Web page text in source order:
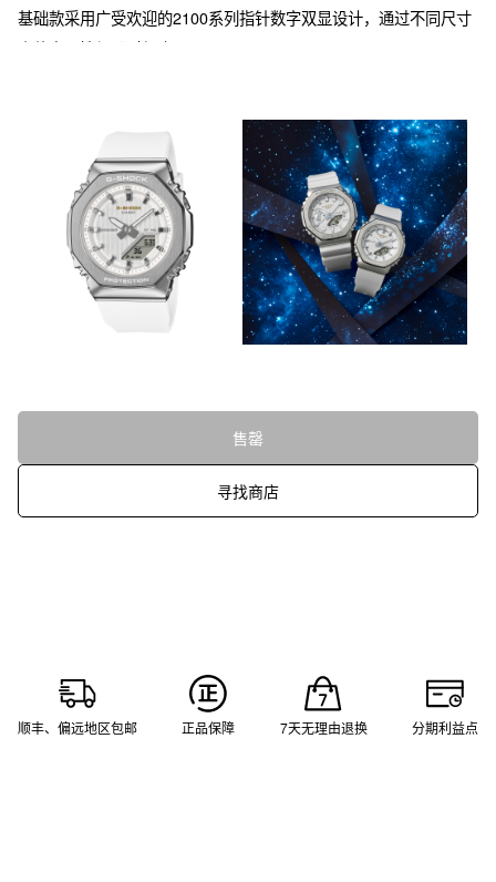
基础款采用广受欢迎的2100系列指针数字双显设计，通过不同尺寸
表款实现情侣配对组合。
辉，条纹装饰图案则呼应流星洒落的动态之美。
GM-S2110SH搭载金属材质表盘提升质感，表圈与刻度经发丝纹处
理呈现哑光质感，营造沉稳雅致的视觉印象。
这款亦是馈赠挚爱、装点假日时光的理想礼物。
※表壳与表带的主要树脂部件采用生物质树脂
通过使用可再生有机资源作为原料，有望为减轻环境负荷作出贡
售罄
寻找商店
顺丰、偏远地区包邮 正品保障 7天无理由退换 分期利益点